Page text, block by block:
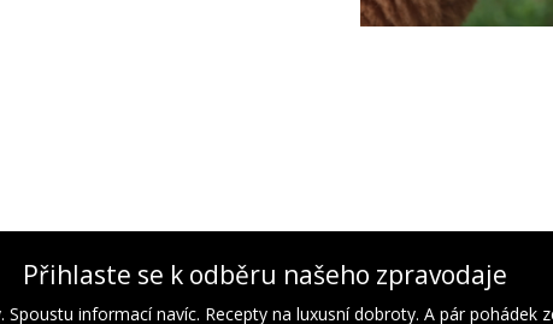
Přihlaste se k odběru našeho zpravodaje
Spoustu informací navíc. Recepty na luxusní dobroty. A pár pohádek